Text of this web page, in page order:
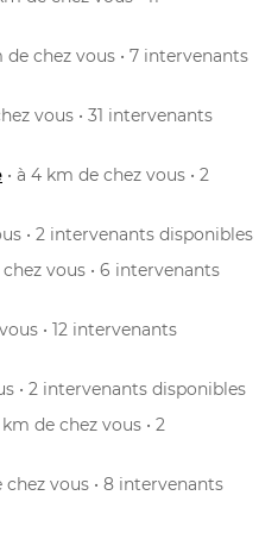
de chez vous • 7 intervenants
vous • 31 intervenants
• à 4 km de chez vous • 2
• 2 intervenants disponibles
chez vous • 6 intervenants
• 12 intervenants
• 2 intervenants disponibles
km de chez vous • 2
chez vous • 8 intervenants